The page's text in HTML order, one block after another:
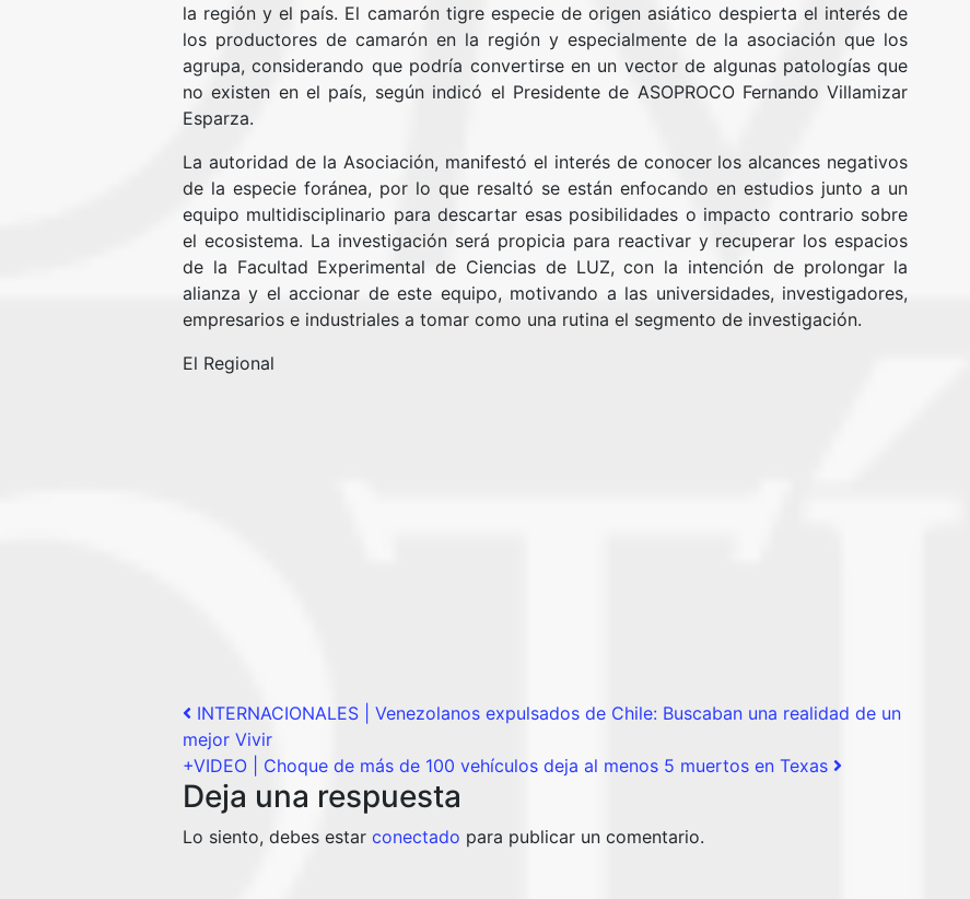
la región y el país. El camarón tigre especie de origen asiático despierta el interés de
los productores de camarón en la región y especialmente de la asociación que los
agrupa, considerando que podría convertirse en un vector de algunas patologías que
no existen en el país, según indicó el Presidente de ASOPROCO Fernando Villamizar
Esparza.
La autoridad de la Asociación, manifestó el interés de conocer los alcances negativos
de la especie foránea, por lo que resaltó se están enfocando en estudios junto a un
equipo multidisciplinario para descartar esas posibilidades o impacto contrario sobre
el ecosistema. La investigación será propicia para reactivar y recuperar los espacios
de la Facultad Experimental de Ciencias de LUZ, con la intención de prolongar la
alianza y el accionar de este equipo, motivando a las universidades, investigadores,
empresarios e industriales a tomar como una rutina el segmento de investigación.
El Regional
Post navigation
INTERNACIONALES | Venezolanos expulsados de Chile: Buscaban una realidad de un
mejor Vivir
+VIDEO | Choque de más de 100 vehículos deja al menos 5 muertos en Texas
Deja una respuesta
Lo siento, debes estar conectado para publicar un comentario.